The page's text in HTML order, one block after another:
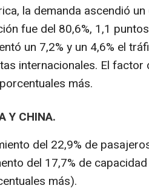
la demanda ascendió un
fue del 80,6%, 1,1
un 7,2% y un 4,6% el
internacionales. El
más.
Y CHINA.
del 22,9% de
del 17,7% de
más).